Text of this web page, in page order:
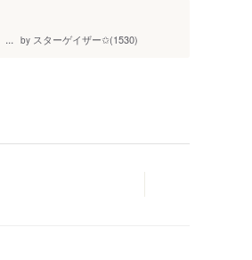
... by スターゲイザー✩(1530)